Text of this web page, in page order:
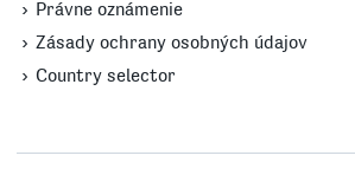
Právne oznámenie
Zásady ochrany osobných údajov
Country selector